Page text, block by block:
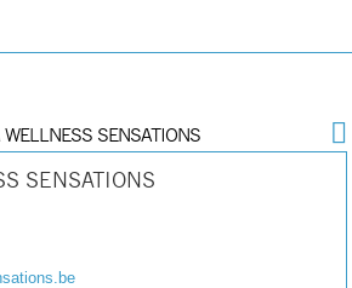
SENSATIONS
SENSATIONS